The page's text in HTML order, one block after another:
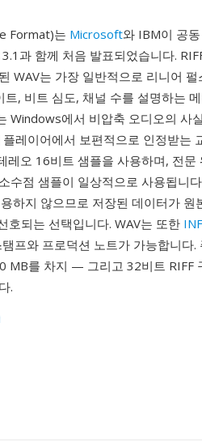
Format)는 Microsoft와 IBM이 공
과 함께 처음 발표되었습니다.
WAV는 가장 일반적으로 리니어
, 비트 심도, 채널 수를 설명하는
Windows에서 비압축 오디오의 사
레이어에서 보편적으로 인정받는
레오 16비트 샘플을 사용하며, 전
수점 샘플이 일상적으로 사용됩니
하지 않으므로 저장된 데이터가
호되는 선택입니다. WAV는 또한
프와 프로덕션 노트가 가능합니
MB를 차지 — 그리고 32비트 RIFF
.